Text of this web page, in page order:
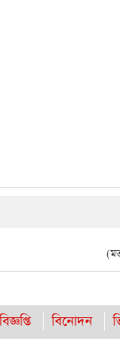
বিজ্ঞপ্তি বিনোদন